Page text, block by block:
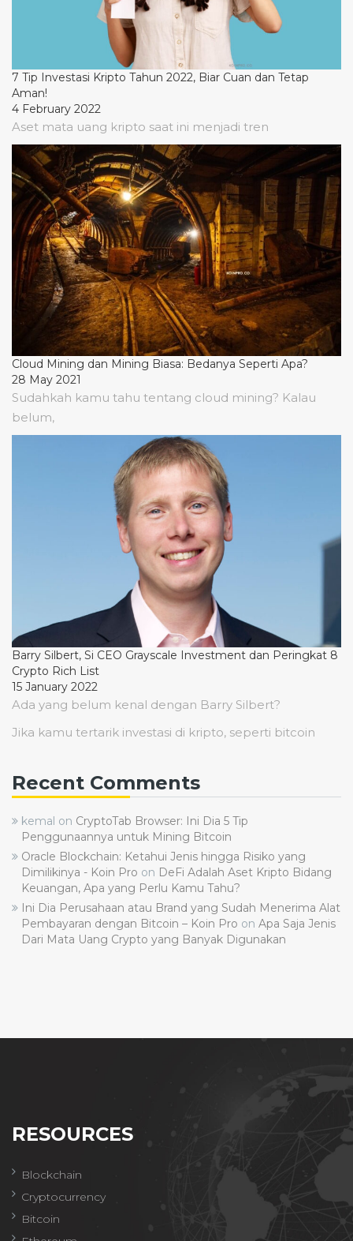
7 Tip Investasi Kripto Tahun 2022, Biar Cuan dan Tetap
Aman!
4 February 2022
Aset mata uang kripto saat ini menjadi tren
Cloud Mining dan Mining Biasa: Bedanya Seperti Apa?
28 May 2021
Sudahkah kamu tahu tentang cloud mining? Kalau
belum,
Barry Silbert, Si CEO Grayscale Investment dan Peringkat 8
Crypto Rich List
15 January 2022
Ada yang belum kenal dengan Barry Silbert?
Jika kamu tertarik investasi di kripto, seperti bitcoin
Recent Comments
kemal on CryptoTab Browser: Ini Dia 5 Tip
Penggunaannya untuk Mining Bitcoin
Oracle Blockchain: Ketahui Jenis hingga Risiko yang
Dimilikinya - Koin Pro on DeFi Adalah Aset Kripto Bidang
Keuangan, Apa yang Perlu Kamu Tahu?
Ini Dia Perusahaan atau Brand yang Sudah Menerima Alat
Pembayaran dengan Bitcoin – Koin Pro on Apa Saja Jenis
Dari Mata Uang Crypto yang Banyak Digunakan
RESOURCES
Blockchain
Cryptocurrency
Bitcoin